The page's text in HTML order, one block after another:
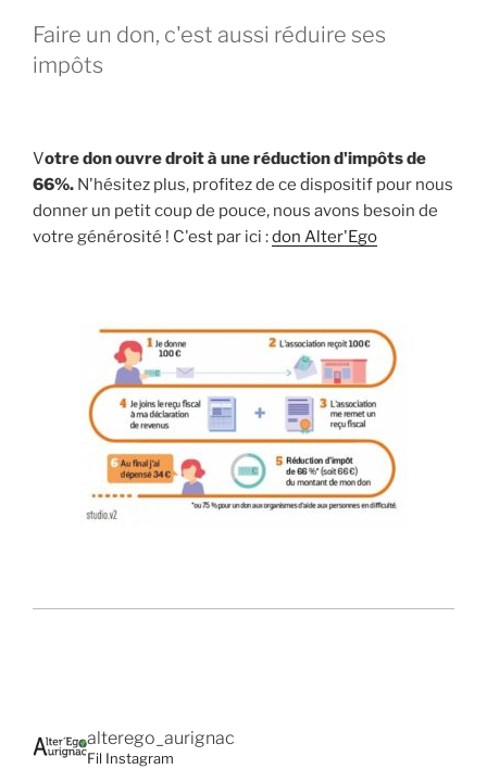
Faire un don, c'est aussi réduire ses
impôts
Votre don ouvre droit à une réduction d'impôts de
66%. N'hésitez plus, profitez de ce dispositif pour nous
donner un petit coup de pouce, nous avons besoin de
votre générosité ! C'est par ici :don Alter'Ego
alterego_aurignac
Fil Instagram